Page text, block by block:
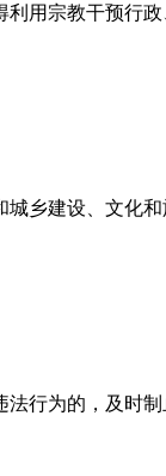
用宗教干预行
乡建设、文化
行为的，及时制